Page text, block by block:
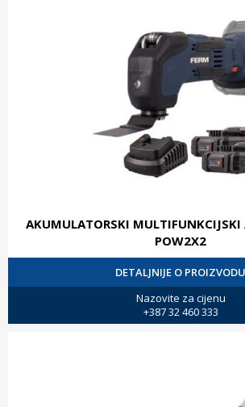
AKUMULATORSKI
POW2X2
DETALJNIJE O PROIZVODU
Nazovite za cijenu
+387 32 460 333